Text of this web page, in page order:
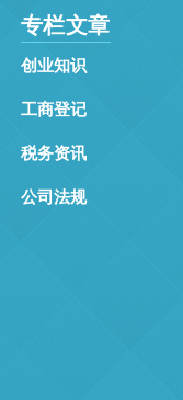
专栏文章
创业知识
工商登记
税务资讯
公司法规